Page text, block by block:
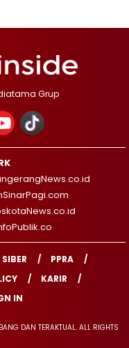
Grup
PPRA
KARIR
IN
DAN TERAKTUAL. ALL RIGHTS